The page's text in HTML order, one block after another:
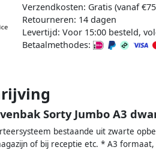
Verzendkosten: Gratis (vanaf
Retourneren: 14 dagen
Levertijd: Voor 15:00 besteld,
Betaalmethodes:
Sorty Jumbo A3
bestaande uit zwarte
of bij receptie etc. * A3